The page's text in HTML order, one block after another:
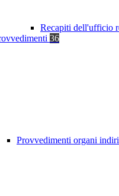
Recapiti dell'ufficio
36
Provvedimenti organi